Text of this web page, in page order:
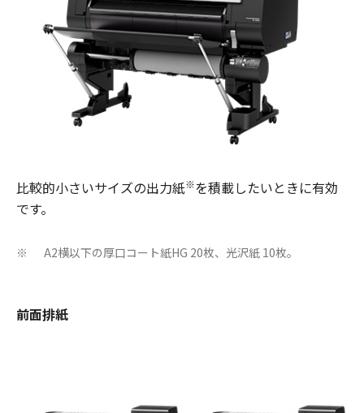
比較的小さいサイズの出力紙※を積載したいときに有効
です。
※ A2横以下の厚口コート紙HG 20枚、光沢紙 10枚。
前面排紙